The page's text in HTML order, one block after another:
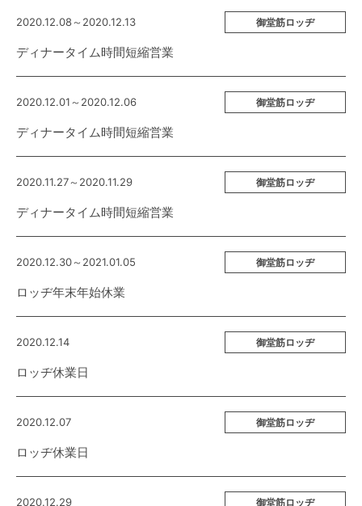
2020.12.08～2020.12.13 御堂筋ロッヂ
ディナータイム時間短縮営業
2020.12.01～2020.12.06 御堂筋ロッヂ
ディナータイム時間短縮営業
2020.11.27～2020.11.29 御堂筋ロッヂ
ディナータイム時間短縮営業
2020.12.30～2021.01.05 御堂筋ロッヂ
ロッヂ年末年始休業
2020.12.14 御堂筋ロッヂ
ロッヂ休業日
2020.12.07 御堂筋ロッヂ
ロッヂ休業日
2020.12.29 御堂筋ロッヂ